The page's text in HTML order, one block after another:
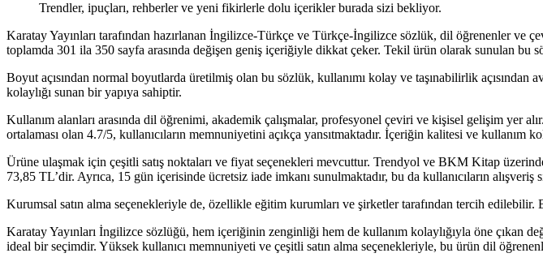
Trendler, ipuçları, rehberler ve yeni fikirlerle dolu içerikler burada sizi bekliyor.
Karatay Yayınları tarafından hazırlanan İngilizce-Türkçe ve Türkçe-İngilizce sözlük, dil öğrenenler ve
toplamda 301 ila 350 sayfa arasında değişen geniş içeriğiyle dikkat çeker. Tekil ürün olarak sunulan bu
Boyut açısından normal boyutlarda üretilmiş olan bu sözlük, kullanımı kolay ve taşınabilirlik açısından
kolaylığı sunan bir yapıya sahiptir.
Kullanım alanları arasında dil öğrenimi, akademik çalışmalar, profesyonel çeviri ve kişisel gelişim yer
ortalaması olan 4.7/5, kullanıcıların memnuniyetini açıkça yansıtmaktadır. İçeriğin kalitesi ve kullanım
Ürüne ulaşmak için çeşitli satış noktaları ve fiyat seçenekleri mevcuttur. Trendyol ve BKM Kitap
73,85 TL’dir. Ayrıca, 15 gün içerisinde ücretsiz iade imkanı sunulmaktadır, bu da kullanıcıların alışveriş
Kurumsal satın alma seçenekleriyle de, özellikle eğitim kurumları ve şirketler tarafından tercih
Karatay Yayınları İngilizce sözlüğü, hem içeriğinin zenginliği hem de kullanım kolaylığıyla öne çıkan
ideal bir seçimdir. Yüksek kullanıcı memnuniyeti ve çeşitli satın alma seçenekleriyle, bu ürün dil